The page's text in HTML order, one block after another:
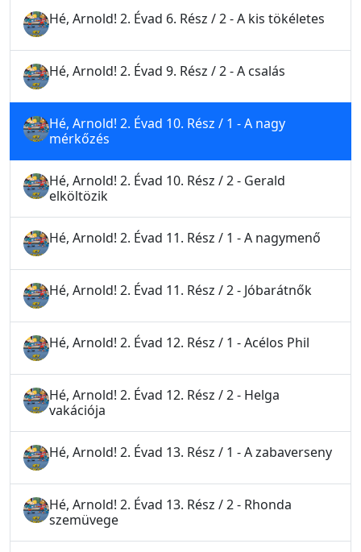
Hé, Arnold! 2. Évad 6. Rész / 2 - A kis tökéletes
Hé, Arnold! 2. Évad 9. Rész / 2 - A csalás
Hé, Arnold! 2. Évad 10. Rész / 1 - A nagy
mérkőzés
Hé, Arnold! 2. Évad 10. Rész / 2 - Gerald
elköltözik
Hé, Arnold! 2. Évad 11. Rész / 1 - A nagymenő
Hé, Arnold! 2. Évad 11. Rész / 2 - Jóbarátnők
Hé, Arnold! 2. Évad 12. Rész / 1 - Acélos Phil
Hé, Arnold! 2. Évad 12. Rész / 2 - Helga
vakációja
Hé, Arnold! 2. Évad 13. Rész / 1 - A zabaverseny
Hé, Arnold! 2. Évad 13. Rész / 2 - Rhonda
szemüvege